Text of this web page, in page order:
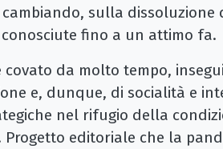
sulla
fino a un attimo fa.
covato da molto tempo,
e, dunque, di socialità e
nel rifugio della
editoriale che la